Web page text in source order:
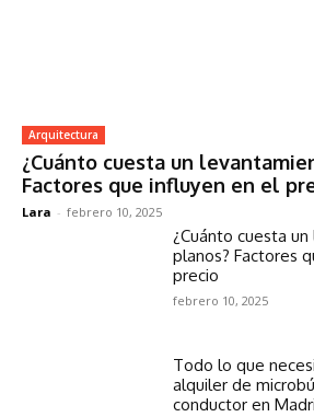
Arquitectura
¿Cuánto cuesta un
Factores que influyen en el
Lara - febrero 10, 2025
¿Cuánto cuesta
planos? Factores
precio
febrero 10, 2025
Todo lo que
alquiler de
conductor en